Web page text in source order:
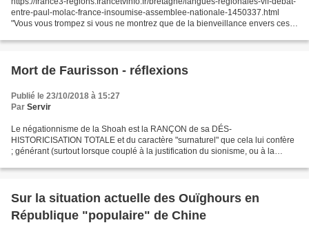
entre-paul-molac-france-insoumise-assemblee-nationale-1450337.html
"Vous vous trompez si vous ne montrez que de la bienveillance envers ces
Mort de Faurisson - réflexions
Publié le 23/10/2018 à 15:27
Par Servir
Le négationnisme de la Shoah est la RANÇON de sa DÉS-
HISTORICISATION TOTALE et du caractère "surnaturel" que cela lui confère
; générant (surtout lorsque couplé à la justification du sionisme, ou à la
Sur la situation actuelle des Ouïghours en
République "populaire" de Chine